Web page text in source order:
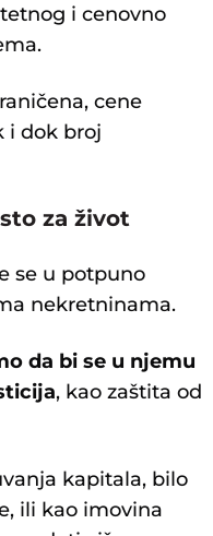
i cenovno
cene
i dok broj
za život
se u potpuno
nekretninama.
da bi se u njemu
, kao zaštita od
kapitala, bilo
ili kao imovina